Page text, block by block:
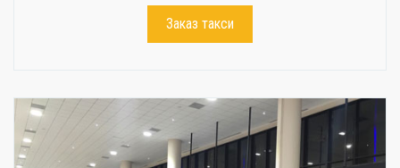
Заказ такси